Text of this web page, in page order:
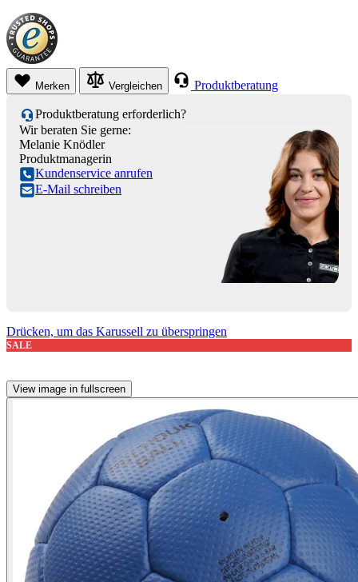
Merken Vergleichen Produktberatung
Produktberatung erforderlich?
Wir beraten Sie gerne:
Melanie Knödler
Produktmanagerin
Kundenservice anrufen
E-Mail schreiben
Drücken, um das Karussell zu überspringen
SALE
View image in fullscreen